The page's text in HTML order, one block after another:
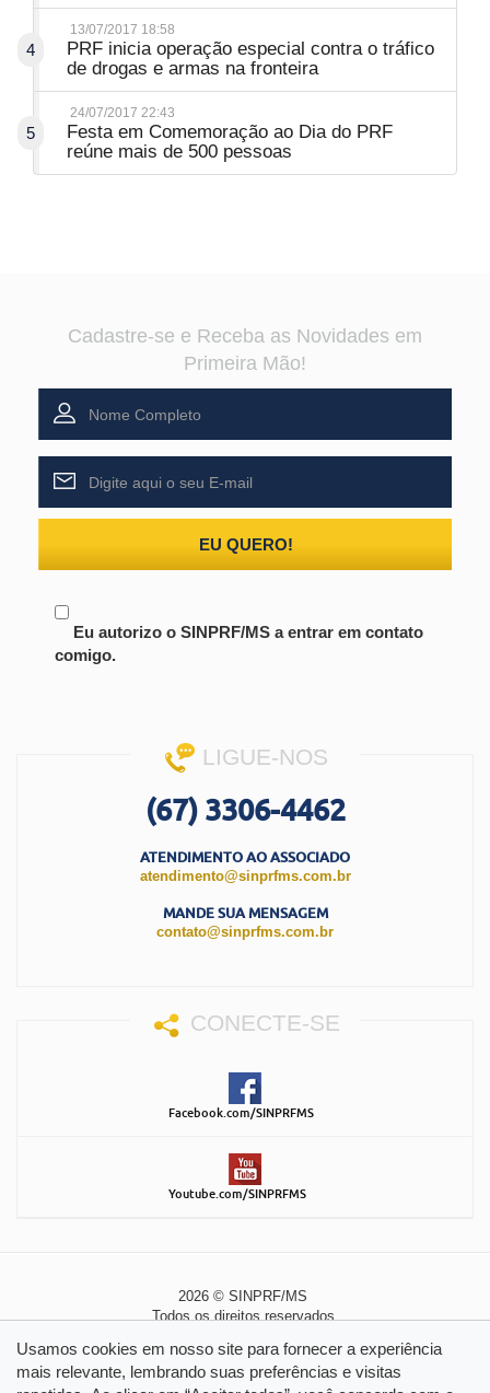
4
13/07/2017 18:58
PRF inicia operação especial contra o tráfico
de drogas e armas na fronteira
5
24/07/2017 22:43
Festa em Comemoração ao Dia do PRF
reúne mais de 500 pessoas
Cadastre-se e Receba as Novidades em
Primeira Mão!
EU QUERO!
Eu autorizo o SINPRF/MS a entrar em contato
comigo.
LIGUE-NOS
(67) 3306-4462
ATENDIMENTO AO ASSOCIADO
atendimento@sinprfms.com.br
MANDE SUA MENSAGEM
contato@sinprfms.com.br
CONECTE-SE
Facebook.com/SINPRFMS
Youtube.com/SINPRFMS
2026 © SINPRF/MS
Todos os direitos reservados
Usamos cookies em nosso site para fornecer a experiência
mais relevante, lembrando suas preferências e visitas